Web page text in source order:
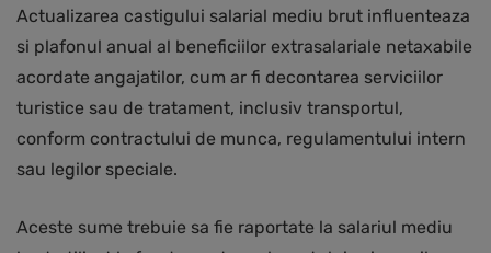
Actualizarea castigului salarial mediu brut influenteaza
si plafonul anual al beneficiilor extrasalariale netaxabile
acordate angajatilor, cum ar fi decontarea serviciilor
turistice sau de tratament, inclusiv transportul,
conform contractului de munca, regulamentului intern
sau legilor speciale.
Aceste sume trebuie sa fie raportate la salariul mediu